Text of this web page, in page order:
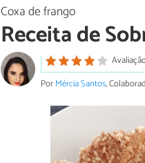
Coxa de frango
Receita de
PorMércia Santos,